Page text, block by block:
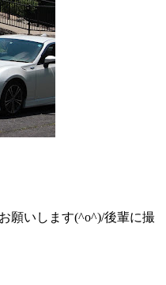
願いします(^o^)/後輩に撮